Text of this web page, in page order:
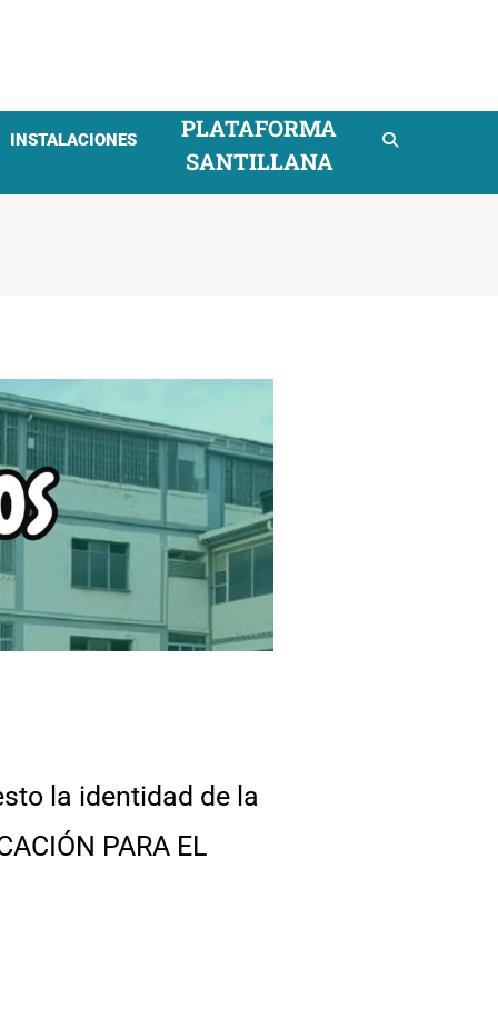
INSTALACIONES
PLATAFORMA
SANTILLANA
la identidad de la
PARA EL